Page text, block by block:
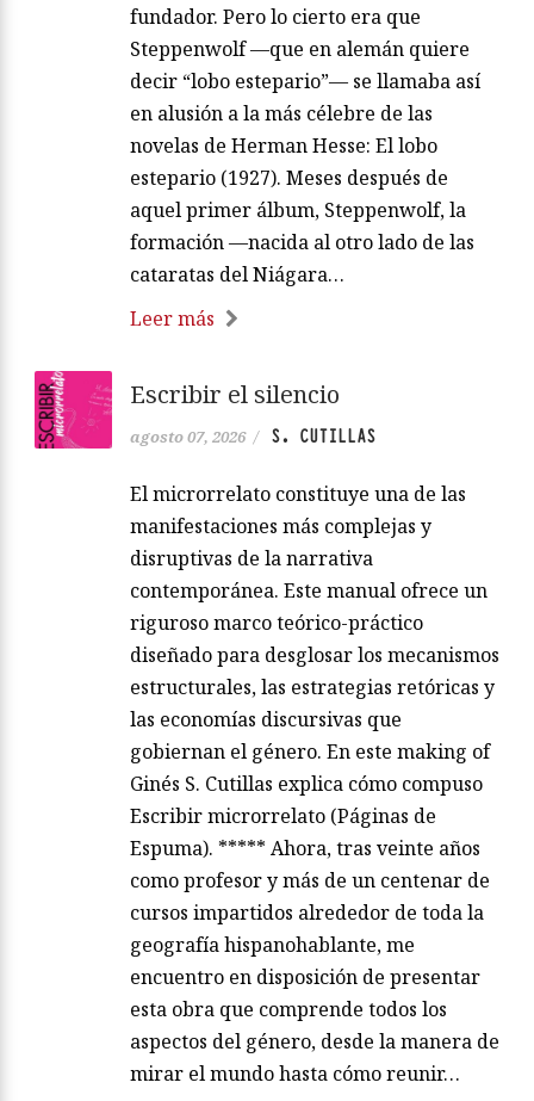
fundador. Pero lo cierto era que
Steppenwolf —que en alemán quiere
decir “lobo estepario”— se llamaba así
en alusión a la más célebre de las
novelas de Herman Hesse: El lobo
estepario (1927). Meses después de
aquel primer álbum, Steppenwolf, la
formación —nacida al otro lado de las
cataratas del Niágara…
Leer más
Escribir el silencio
agosto 07, 2026 / S. CUTILLAS
El microrrelato constituye una de las
manifestaciones más complejas y
disruptivas de la narrativa
contemporánea. Este manual ofrece un
riguroso marco teórico-práctico
diseñado para desglosar los mecanismos
estructurales, las estrategias retóricas y
las economías discursivas que
gobiernan el género. En este making of
Ginés S. Cutillas explica cómo compuso
Escribir microrrelato (Páginas de
Espuma). ***** Ahora, tras veinte años
como profesor y más de un centenar de
cursos impartidos alrededor de toda la
geografía hispanohablante, me
encuentro en disposición de presentar
esta obra que comprende todos los
aspectos del género, desde la manera de
mirar el mundo hasta cómo reunir…